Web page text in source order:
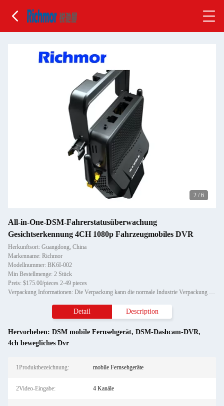
2 / 6
All-in-One-DSM-Fahrerstatusüberwachung
Gesichtserkennung 4CH 1080p Fahrzeugmobiles DVR
Herkunftsort: Guangdong, China
Markenname: Richmor
Modellnummer: BK6I-002
Min Bestellmenge: 2 Stück
Preis: $175.00/pieces 2-49 pieces
Verpackung Informationen: Die Verpackung kann die normale Industrie Verpackung oder kundenspezifischen Service sein.
Detail Description
Hervorheben: DSM mobile Fernsehgerät, DSM-Dashcam-DVR,
4ch bewegliches Dvr
1Produktbezeichnung: mobile Fernsehgeräte
2Video-Eingabe: 4 Kanäle